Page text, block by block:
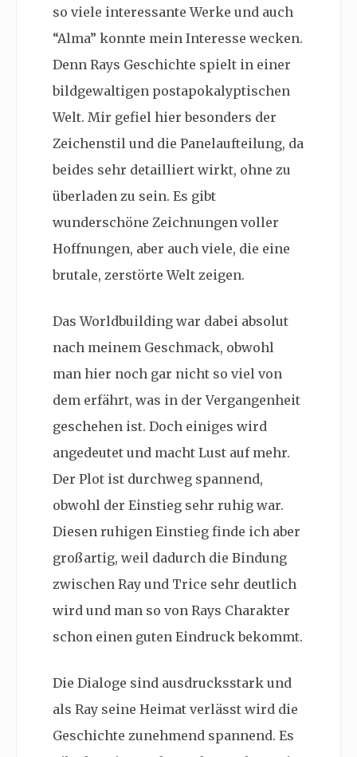
so viele interessante Werke und auch
“Alma” konnte mein Interesse wecken.
Denn Rays Geschichte spielt in einer
bildgewaltigen postapokalyptischen
Welt. Mir gefiel hier besonders der
Zeichenstil und die Panelaufteilung, da
beides sehr detailliert wirkt, ohne zu
überladen zu sein. Es gibt
wunderschöne Zeichnungen voller
Hoffnungen, aber auch viele, die eine
brutale, zerstörte Welt zeigen.
Das Worldbuilding war dabei absolut
nach meinem Geschmack, obwohl
man hier noch gar nicht so viel von
dem erfährt, was in der Vergangenheit
geschehen ist. Doch einiges wird
angedeutet und macht Lust auf mehr.
Der Plot ist durchweg spannend,
obwohl der Einstieg sehr ruhig war.
Diesen ruhigen Einstieg finde ich aber
großartig, weil dadurch die Bindung
zwischen Ray und Trice sehr deutlich
wird und man so von Rays Charakter
schon einen guten Eindruck bekommt.
Die Dialoge sind ausdrucksstark und
als Ray seine Heimat verlässt wird die
Geschichte zunehmend spannend. Es